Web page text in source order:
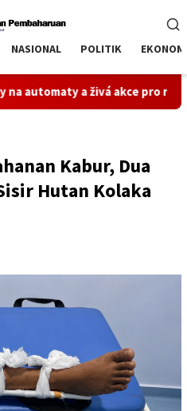
NASIONAL POLITIK
a živá akce pro rychlé
Kabur, Dua
Hutan Kolaka